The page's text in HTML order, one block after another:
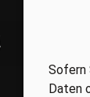
Sofern
Daten